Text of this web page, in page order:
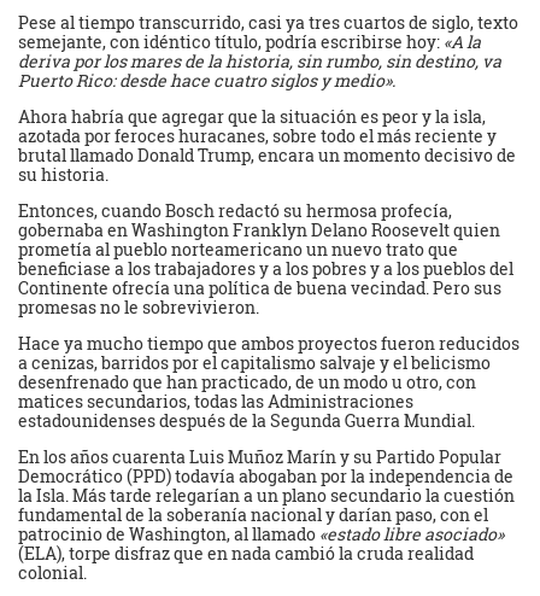
Pese al tiempo transcurrido, casi ya tres cuartos de siglo, texto
semejante, con idéntico título, podría escribirse hoy: «A la
deriva por los mares de la historia, sin rumbo, sin destino, va
Puerto Rico: desde hace cuatro siglos y medio».
Ahora habría que agregar que la situación es peor y la isla,
azotada por feroces huracanes, sobre todo el más reciente y
brutal llamado Donald Trump, encara un momento decisivo de
su historia.
Entonces, cuando Bosch redactó su hermosa profecía,
gobernaba en Washington Franklyn Delano Roosevelt quien
prometía al pueblo norteamericano un nuevo trato que
beneficiase a los trabajadores y a los pobres y a los pueblos del
Continente ofrecía una política de buena vecindad. Pero sus
promesas no le sobrevivieron.
Hace ya mucho tiempo que ambos proyectos fueron reducidos
a cenizas, barridos por el capitalismo salvaje y el belicismo
desenfrenado que han practicado, de un modo u otro, con
matices secundarios, todas las Administraciones
estadounidenses después de la Segunda Guerra Mundial.
En los años cuarenta Luis Muñoz Marín y su Partido Popular
Democrático (PPD) todavía abogaban por la independencia de
la Isla. Más tarde relegarían a un plano secundario la cuestión
fundamental de la soberanía nacional y darían paso, con el
patrocinio de Washington, al llamado «estado libre asociado»
(ELA), torpe disfraz que en nada cambió la cruda realidad
colonial.